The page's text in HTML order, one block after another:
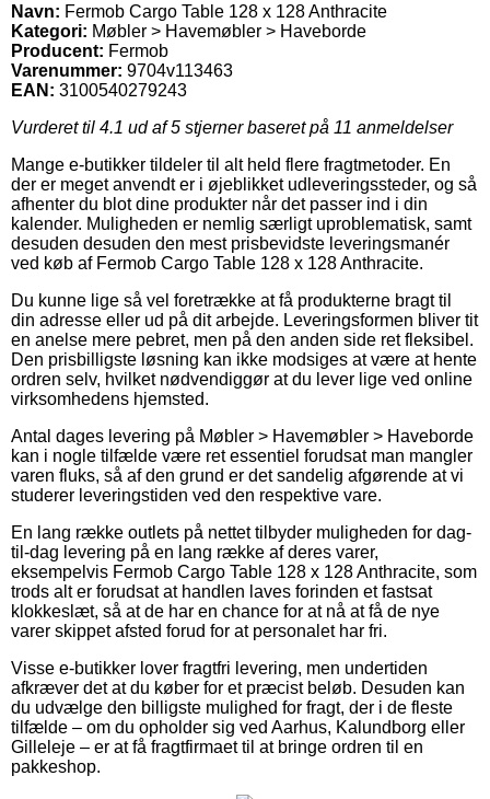
Navn: Fermob Cargo Table 128 x 128 Anthracite
Kategori: Møbler > Havemøbler > Haveborde
Producent: Fermob
Varenummer: 9704v113463
EAN: 3100540279243
Vurderet til 4.1 ud af 5 stjerner baseret på 11 anmeldelser
Mange e-butikker tildeler til alt held flere fragtmetoder. En
der er meget anvendt er i øjeblikket udleveringssteder, og så
afhenter du blot dine produkter når det passer ind i din
kalender. Muligheden er nemlig særligt uproblematisk, samt
desuden desuden den mest prisbevidste leveringsmanér
ved køb af Fermob Cargo Table 128 x 128 Anthracite.
Du kunne lige så vel foretrække at få produkterne bragt til
din adresse eller ud på dit arbejde. Leveringsformen bliver tit
en anelse mere pebret, men på den anden side ret fleksibel.
Den prisbilligste løsning kan ikke modsiges at være at hente
ordren selv, hvilket nødvendiggør at du lever lige ved online
virksomhedens hjemsted.
Antal dages levering på Møbler > Havemøbler > Haveborde
kan i nogle tilfælde være ret essentiel forudsat man mangler
varen fluks, så af den grund er det sandelig afgørende at vi
studerer leveringstiden ved den respektive vare.
En lang række outlets på nettet tilbyder muligheden for dag-
til-dag levering på en lang række af deres varer,
eksempelvis Fermob Cargo Table 128 x 128 Anthracite, som
trods alt er forudsat at handlen laves forinden et fastsat
klokkeslæt, så at de har en chance for at nå at få de nye
varer skippet afsted forud for at personalet har fri.
Visse e-butikker lover fragtfri levering, men undertiden
afkræver det at du køber for et præcist beløb. Desuden kan
du udvælge den billigste mulighed for fragt, der i de fleste
tilfælde – om du opholder sig ved Aarhus, Kalundborg eller
Gilleleje – er at få fragtfirmaet til at bringe ordren til en
pakkeshop.